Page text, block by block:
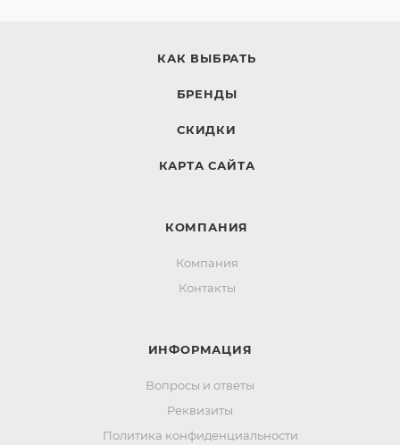
КАК ВЫБРАТЬ
БРЕНДЫ
СКИДКИ
КАРТА САЙТА
КОМПАНИЯ
Компания
Контакты
ИНФОРМАЦИЯ
Вопросы и ответы
Реквизиты
Политика конфиденциальности